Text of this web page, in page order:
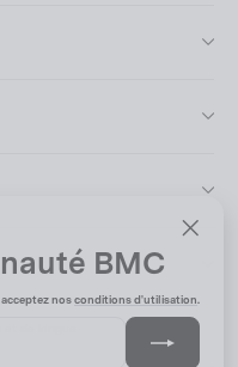
BMC
nosconditions d'utilisation